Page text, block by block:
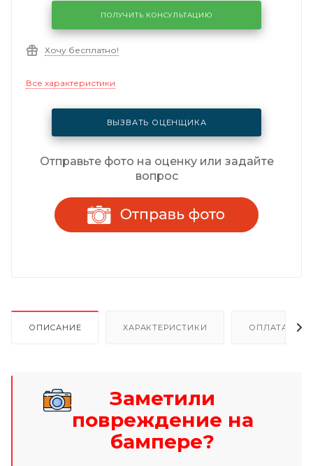
ПОЛУЧИТЬ КОНСУЛЬТАЦИЮ
Хочу бесплатно!
Все характеристики
ВЫЗВАТЬ ОЦЕНЩИКА
Отправьте фото на оценку или задайте
вопрос
ОПИСАНИЕ ХАРАКТЕРИСТИКИ ОПЛАТА И
Заметили
повреждение на
бампере?